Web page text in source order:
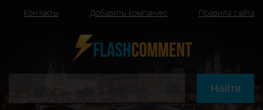
Контакты Добавить компанию Правила сайта